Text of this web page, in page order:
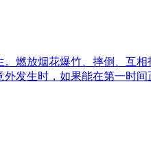
燃放烟花爆竹、摔倒、
发生时，如果能在第一时